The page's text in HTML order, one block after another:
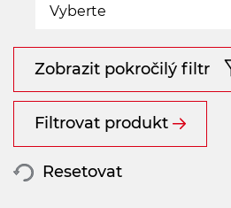
Vyberte
Zobrazit pokročilý filtr
Filtrovat produkt
Resetovat